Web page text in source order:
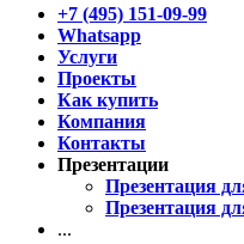
+7 (495) 151-09-99
Whatsapp
Услуги
Проекты
Как купить
Компания
Контакты
Презентации
Презентация
Презентация
...